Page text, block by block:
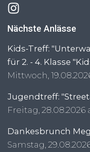
Nächste Anlässe
Kids-Treff:
für 2. - 4. Klasse
Mittwoch,
Jugendtreff:
Freitag, 28.08.2026
Dankesbrunch
Samstag,